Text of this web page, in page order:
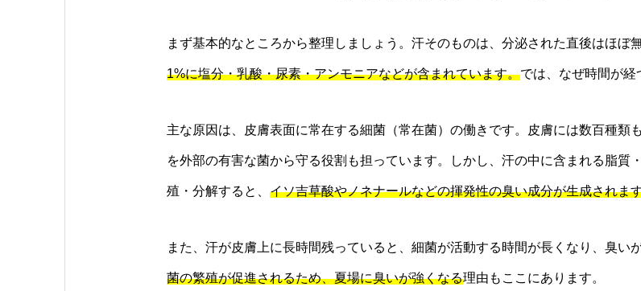
まず基本的なところから整理しましょう。汗そのものは、分泌された直後はほぼ無
1%に塩分・乳酸・尿素・アンモニアなどが含まれています。では、なぜ時間が経
主な原因は、皮膚表面に常在する細菌（常在菌）の働きです。皮膚には数百種類
を外部の有害な菌から守る役割も担っています。しかし、汗の中に含まれる脂質
殖・分解すると、 イソ吉草酸やノネナールなどの揮発性の臭い成分が生成されま
また、汗が皮膚上に長時間残っていると、細菌が活動する時間が長くなり、臭い
菌の繁殖が促進されるため、夏場に臭いが強くなる理由もここにあります。